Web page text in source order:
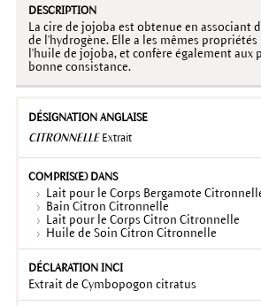
La cire de jojoba est obtenue en associant
de l'hydrogène. Elle a les mêmes
l'huile de jojoba, et confère également aux
bonne consistance.
CITRONNELLEExtrait
Lait pour le Corps Bergamote
Bain Citron Citronnelle
Lait pour le Corps Citron Citronnelle
Huile de Soin Citron Citronnelle
Extrait de Cymbopogon citratus